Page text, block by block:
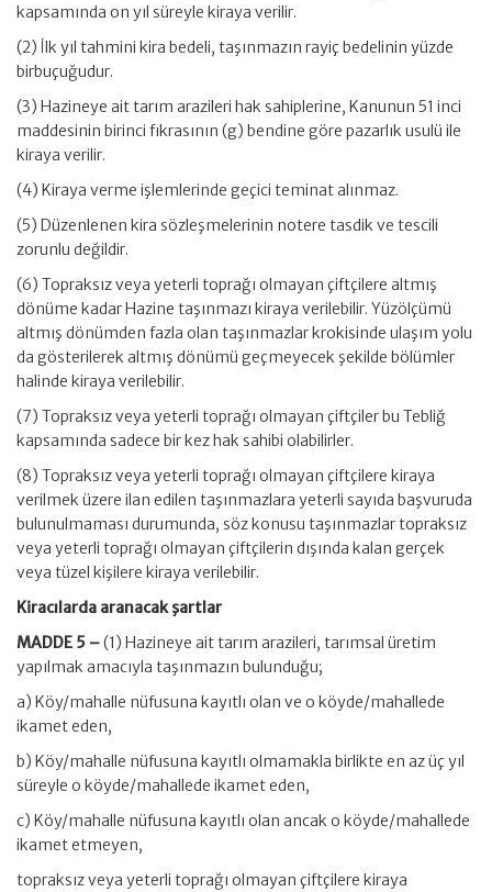
kapsamında on yıl süreyle kiraya verilir.
(2) İlk yıl tahmini kira bedeli, taşınmazın rayiç bedelinin yüzde
birbuçuğudur.
(3) Hazineye ait tarım arazileri hak sahiplerine, Kanunun 51 inci
maddesinin birinci fıkrasının (g) bendine göre pazarlık usulü ile
kiraya verilir.
(4) Kiraya verme işlemlerinde geçici teminat alınmaz.
(5) Düzenlenen kira sözleşmelerinin notere tasdik ve tescili
zorunlu değildir.
(6) Topraksız veya yeterli toprağı olmayan çiftçilere altmış
dönüme kadar Hazine taşınmazı kiraya verilebilir. Yüzölçümü
altmış dönümden fazla olan taşınmazlar krokisinde ulaşım yolu
da gösterilerek altmış dönümü geçmeyecek şekilde bölümler
halinde kiraya verilebilir.
(7) Topraksız veya yeterli toprağı olmayan çiftçiler bu Tebliğ
kapsamında sadece bir kez hak sahibi olabilirler.
(8) Topraksız veya yeterli toprağı olmayan çiftçilere kiraya
verilmek üzere ilan edilen taşınmazlara yeterli sayıda başvuruda
bulunulmaması durumunda, söz konusu taşınmazlar topraksız
veya yeterli toprağı olmayan çiftçilerin dışında kalan gerçek
veya tüzel kişilere kiraya verilebilir.
Kiracılarda aranacak şartlar
MADDE 5 –(1) Hazineye ait tarım arazileri, tarımsal üretim
yapılmak amacıyla taşınmazın bulunduğu;
a) Köy/mahalle nüfusuna kayıtlı olan ve o köyde/mahallede
ikamet eden,
b) Köy/mahalle nüfusuna kayıtlı olmamakla birlikte en az üç yıl
süreyle o köyde/mahallede ikamet eden,
c) Köy/mahalle nüfusuna kayıtlı olan ancak o köyde/mahallede
ikamet etmeyen,
topraksız veya yeterli toprağı olmayan çiftçilere kiraya